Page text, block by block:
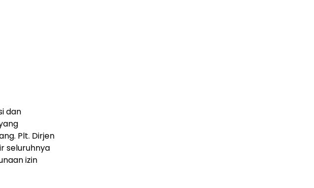
dan
Plt. Dirjen
seluruhnya
izin